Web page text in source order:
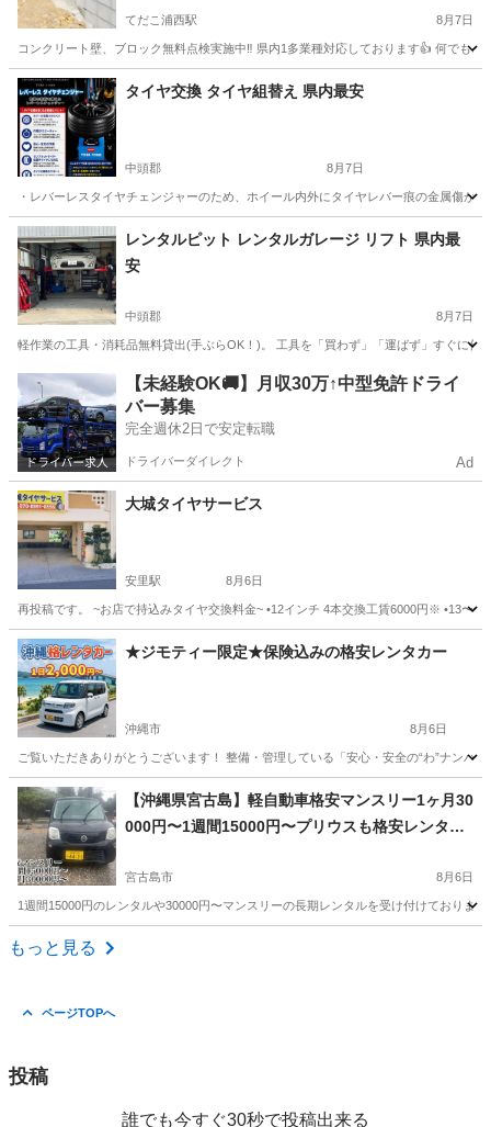
てだこ浦西駅 8月7日
コンクリート壁、ブロック無料点検実施中‼️ 県内1多業種対応しております👍 何でも
沖縄 沖縄市 てだこ浦西駅 その他 無料
タイヤ交換 タイヤ組替え 県内最安
中頭郡 8月7日
・レバーレスタイヤチェンジャーのため、ホイール内外にタイヤレバー痕の金属傷
沖縄 中頭郡 その他 タイヤ
レンタルピット レンタルガレージ リフト 県内最
安
中頭郡 8月7日
軽作業の工具・消耗品無料貸出(手ぶらOK！)。 工具を「買わず」「運ばず」すぐに
中頭郡 その他 ガレージ
【未経験OK🚚】月収30万↑中型免許ドライ
バー募集
完全週休2日で安定転職
ドライバーダイレクト Ad
大城タイヤサービス
安里駅 8月6日
再投稿です。 ~お店で持込みタイヤ交換料金~ •12インチ 4本交換工賃6000円※ •13〜
沖縄 島尻郡 安里駅 その他 タイヤ
★ジモティー限定★保険込みの格安レンタカー
沖縄市 8月6日
ご覧いただきありがとうございます！ 整備・管理している「安心・安全の“わ”ナン
沖縄 沖縄市 その他 貸出
【沖縄県宮古島】軽自動車格安マンスリー1ヶ月30
000円〜1週間15000円〜プリウスも格安レンタル
宮古島市 8月6日
1週間15000円のレンタルや30000円〜マンスリーの長期レンタルを受け付けておりま
沖縄 宮古島市
もっと見る
ページTOPへ
投稿
誰でも今すぐ30秒で投稿出来る